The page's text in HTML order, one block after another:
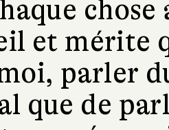
et mérite
parler
que de